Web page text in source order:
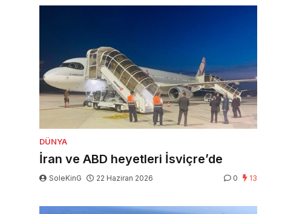
DÜNYA
İran ve ABD heyetleri İsviçre’de
SoleKinG 22 Haziran 2026 0 13